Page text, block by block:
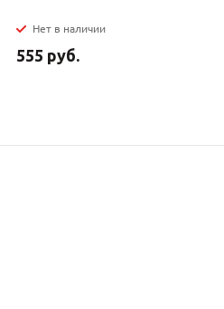
Нет в наличии
555 руб.